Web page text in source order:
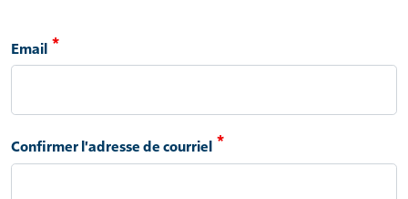
Email
Confirmer l'adresse de courriel